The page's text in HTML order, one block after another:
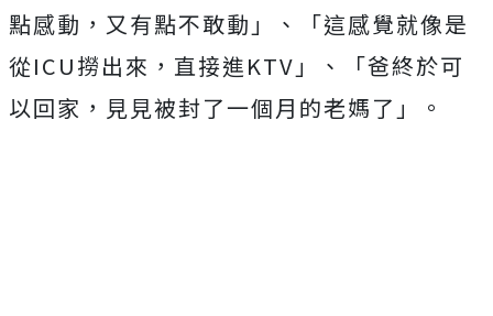
點感動，又有點不敢動」、「這感覺就像是
從ICU撈出來，直接進KTV」、「爸終於可
以回家，見見被封了一個月的老媽了」。